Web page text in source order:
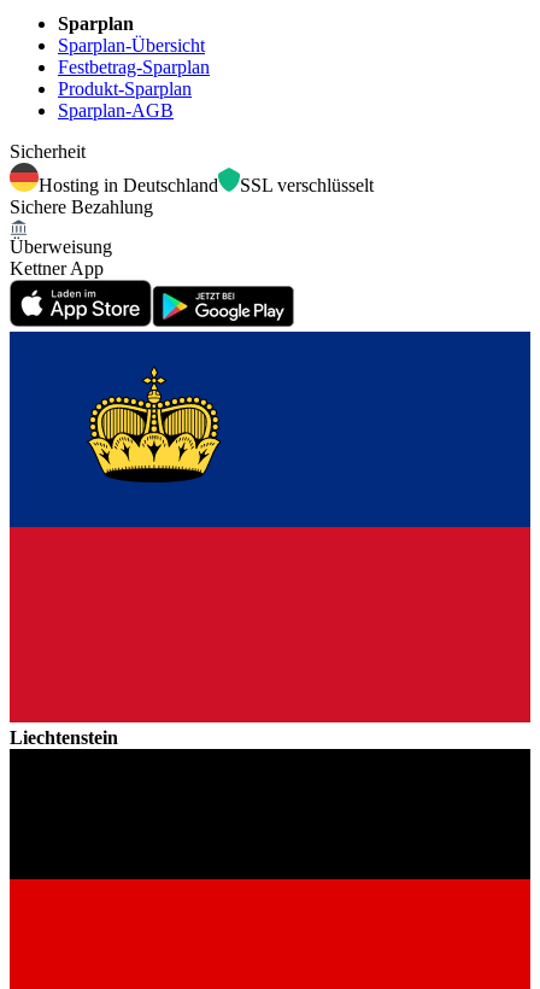
Sparplan
Sparplan-Übersicht
Festbetrag-Sparplan
Produkt-Sparplan
Sparplan-AGB
Sicherheit
Hosting in Deutschland
SSL verschlüsselt
Sichere Bezahlung
Überweisung
Kettner App
Liechtenstein